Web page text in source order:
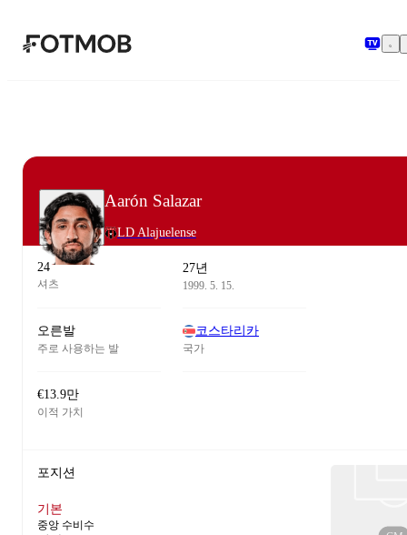
본문으로 건너뛰기
Aarón Salazar
LD Alajuelense
24
셔츠
27년
1999. 5. 15.
오른발
주로 사용하는 발
코스타리카
국가
€13.9만
이적 가치
포지션
기본
중앙 수비수